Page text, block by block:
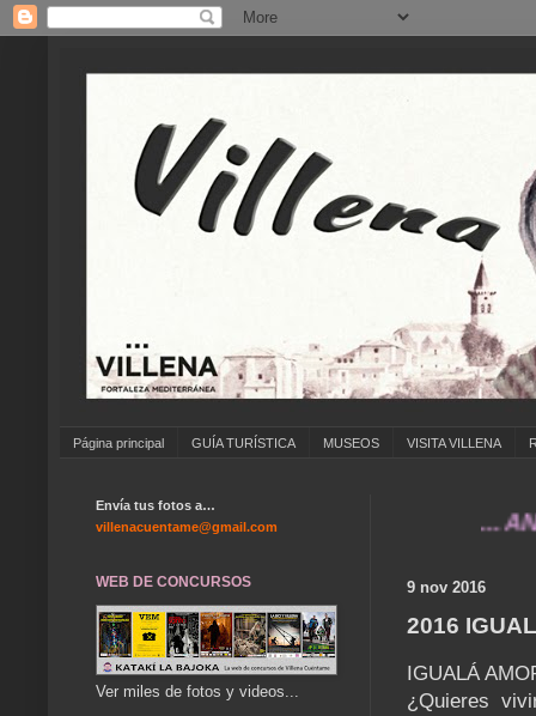
Página principal GUÍA TURÍSTICA MUSEOS VISITA VILLENA
...
9 nov 2016
2016
IGUALÁ
¿Quieres
Envía tus fotos a…
villenacuentame@gmail.com
WEB DE CONCURSOS
Ver miles de fotos y videos...